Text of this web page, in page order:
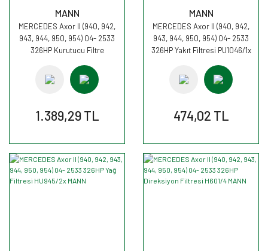
MANN
MERCEDES Axor II (940, 942,
943, 944, 950, 954) 04- 2533
326HP Kurutucu Filtre
1.389,29 TL
MANN
MERCEDES Axor II (940, 942,
943, 944, 950, 954) 04- 2533
326HP Yakıt Filtresi PU1046/1x
474,02 TL